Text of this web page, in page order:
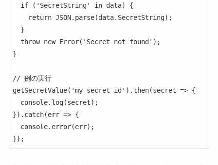
}
// 例の実行
getSecretValue('my-secret-id').then(secret => {
}).catch(err => {
});